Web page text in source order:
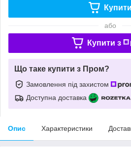
Купити
або
Купити з
Що таке купити з Пром?
Замовлення під захистом
Доступна доставка
Опис Характеристики